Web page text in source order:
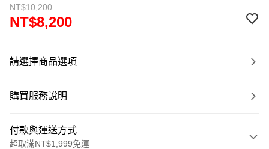
NT$10,200
NT$8,200
請選擇商品選項
購買服務說明
付款與運送方式
超取滿NT$1,999免運